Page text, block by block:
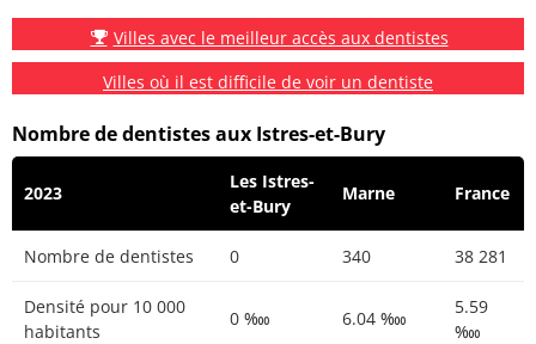
Villes avec le meilleur accès aux dentistes
Villes où il est difficile de voir un dentiste
Nombre de dentistes aux Istres-et-Bury
2023
Les Istres-
et-Bury
Marne France
Nombre de dentistes 0 340 38 281
Densité pour 10 000
habitants
0 ‱ 6.04 ‱
5.59
‱